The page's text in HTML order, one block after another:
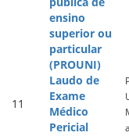
ensino
superior ou
particular
(PROUNI)
11
Laudo de
Exame
Médico
Pericial